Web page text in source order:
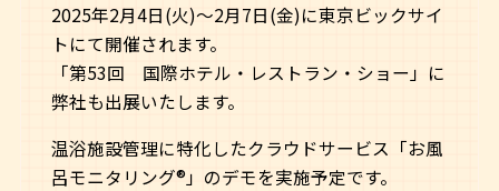
2025年2月4日(火)～2月7日(金)に東京ビックサイ
トにて開催されます。
「第53回 国際ホテル・レストラン・ショー」に
弊社も出展いたします。
温浴施設管理に特化したクラウドサービス「お風
呂モニタリング®」のデモを実施予定です。